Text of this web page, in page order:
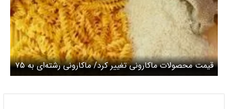
قیمت محصولات ماکارونی تغییر کرد/ ماکارونی رشته‌ای به ۷۵
هزار تومان رسید+ نامه